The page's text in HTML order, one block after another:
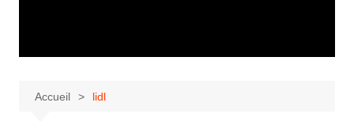
Accueil lidl